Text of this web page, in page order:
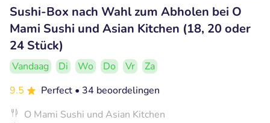
Sushi-Box nach Wahl zum Abholen bei O
Mami Sushi und Asian Kitchen (18, 20 oder
24 Stück)
Vandaag Di Wo Do Vr
Za
9.5
Perfect • 34 beoordelingen
O Mami Sushi und Asian Kitchen